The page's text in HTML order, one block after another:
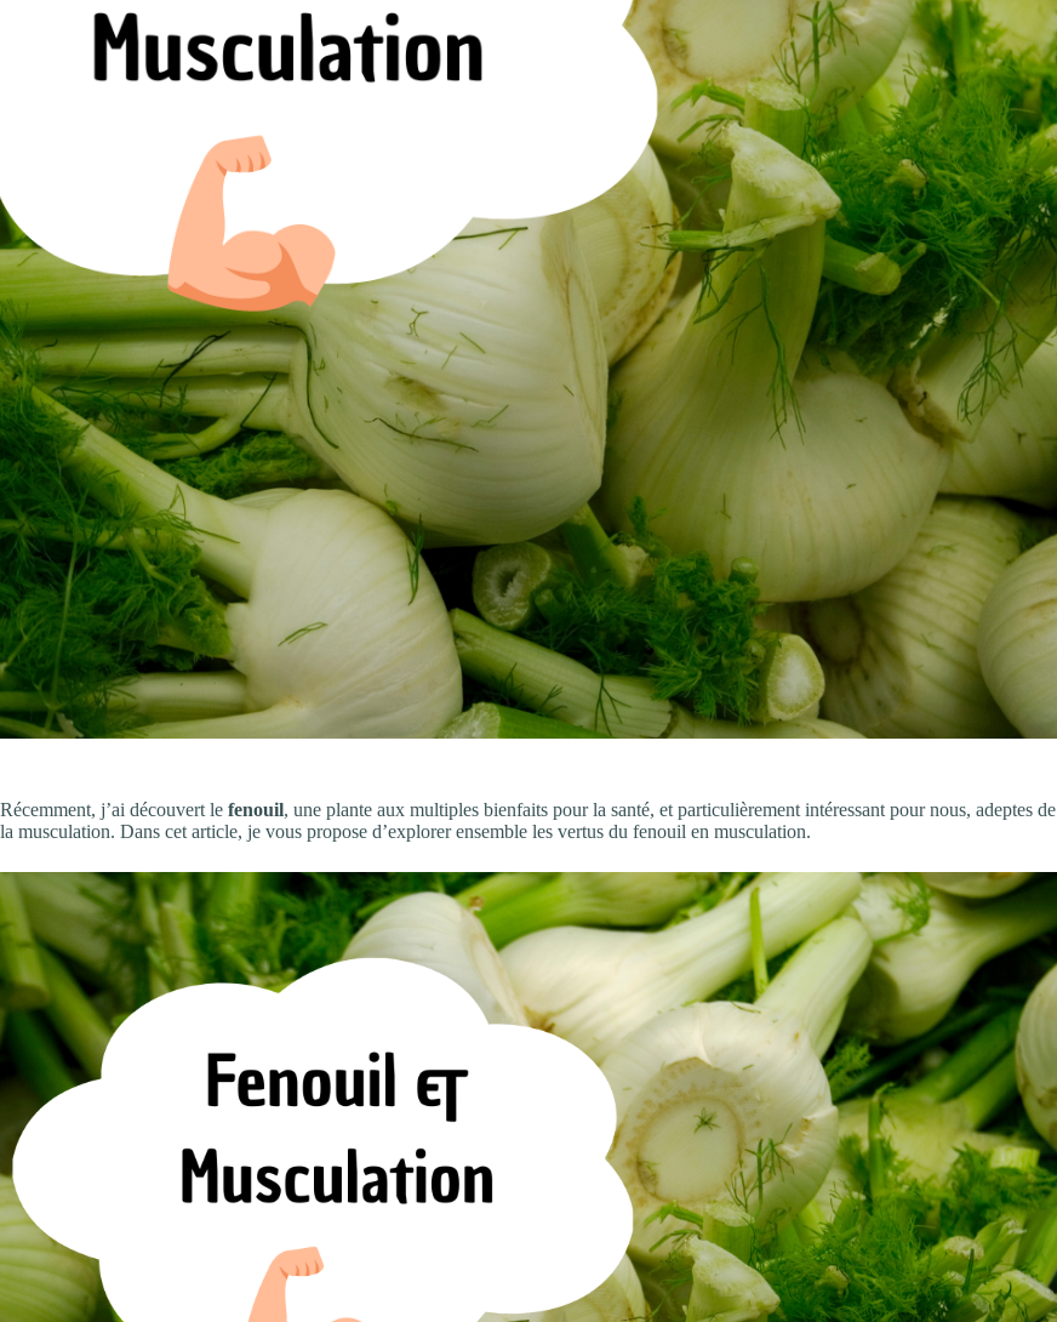
Récemment, j’ai découvert le fenouil, une plante aux multiples bienfaits pour la santé, et particulièrement intéressant pour nous, adeptes de
la musculation. Dans cet article, je vous propose d’explorer ensemble les vertus du fenouil en musculation.